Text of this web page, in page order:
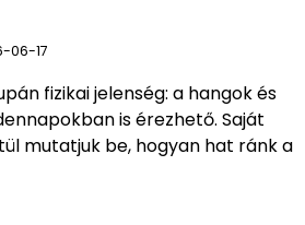
06-17
fizikai jelenség: a hangok és
is érezhető. Saját
mutatjuk be, hogyan hat ránk a